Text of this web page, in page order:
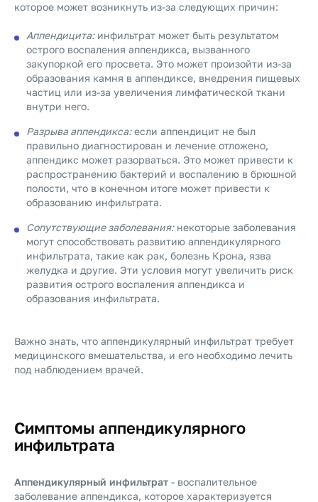
которое может возникнуть из-за следующих причин:
Аппендицита:инфильтрат может быть результатом
острого воспаления аппендикса, вызванного
закупоркой его просвета. Это может произойти из-за
образования камня в аппендиксе, внедрения пищевых
частиц или из-за увеличения лимфатической ткани
внутри него.
Разрыва аппендикса:если аппендицит не был
правильно диагностирован и лечение отложено,
аппендикс может разорваться. Это может привести к
распространению бактерий и воспалению в брюшной
полости, что в конечном итоге может привести к
образованию инфильтрата.
Сопутствующие заболевания:некоторые заболевания
могут способствовать развитию аппендикулярного
инфильтрата, такие как рак, болезнь Крона, язва
желудка и другие. Эти условия могут увеличить риск
развития острого воспаления аппендикса и
образования инфильтрата.
Важно знать, что аппендикулярный инфильтрат требует
медицинского вмешательства, и его необходимо лечить
под наблюдением врачей.
Симптомы аппендикулярного
инфильтрата
Аппендикулярный инфильтрат - воспалительное
заболевание аппендикса, которое характеризуется